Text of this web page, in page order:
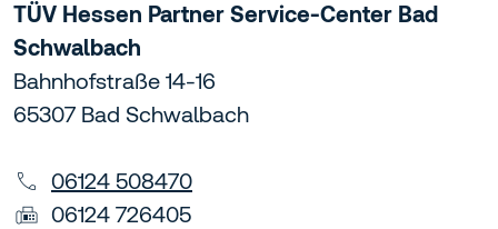
TÜV Hessen Partner Service-Center Bad
Schwalbach
Bahnhofstraße 14-16
65307 Bad Schwalbach
06124 508470
06124 726405